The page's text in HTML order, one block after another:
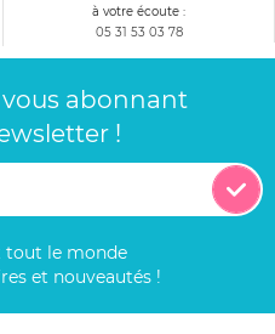
à votre écoute :
05 31 53 03 78
abonnant
!
tout le monde
et nouveautés !